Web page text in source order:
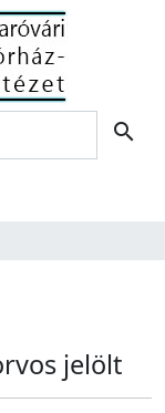
search
jelölt